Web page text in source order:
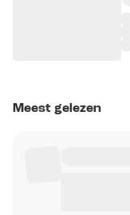
Meest gelezen